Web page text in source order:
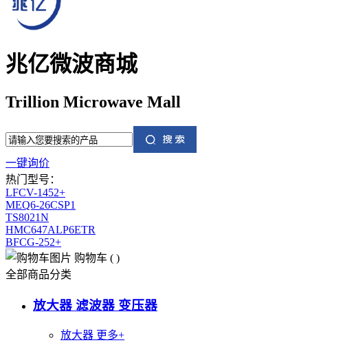
兆亿微波商城
Trillion Microwave Mall
一键询价
热门型号：
LFCV-1452+
MEQ6-26CSP1
TS8021N
HMC647ALP6ETR
BFCG-252+
购物车 ( )
全部商品分类
放大器 滤波器 变压器
放大器 更多+